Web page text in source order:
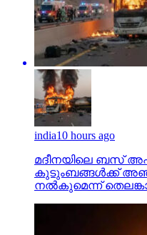
india10 hours ago
മദീനയിലെ ബസ്
കുടുംബങ്ങള്‍ക്ക്
നല്‍കുമെന്ന്